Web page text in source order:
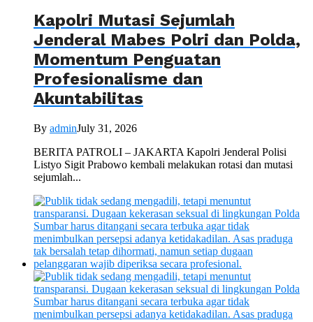
Kapolri Mutasi Sejumlah
Jenderal Mabes Polri dan Polda,
Momentum Penguatan
Profesionalisme dan
Akuntabilitas
By adminJuly 31, 2026
BERITA PATROLI – JAKARTA Kapolri Jenderal Polisi
Listyo Sigit Prabowo kembali melakukan rotasi dan mutasi
sejumlah...